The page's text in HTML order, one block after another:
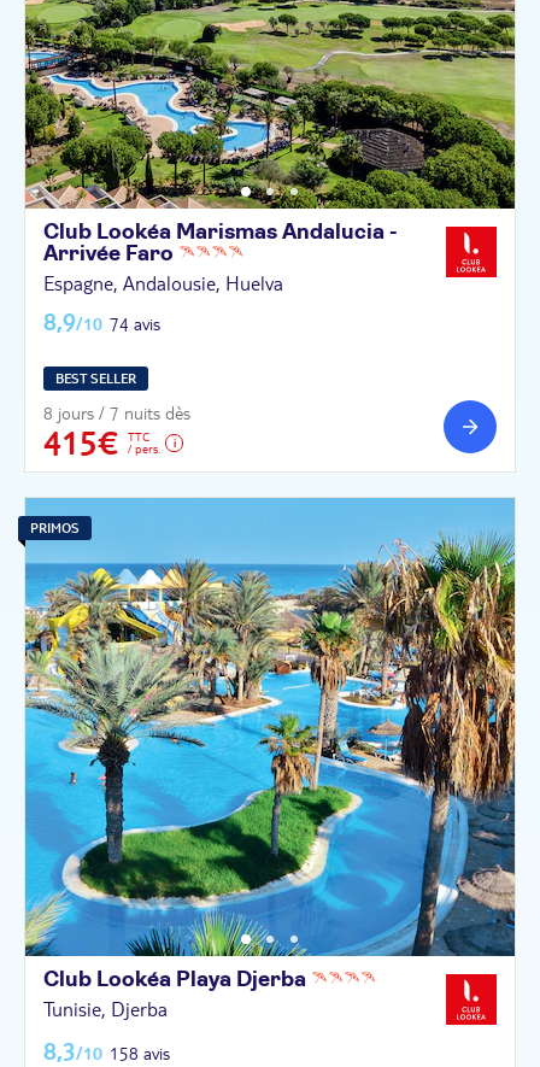
Club Lookéa Marismas Andalucia -
Arrivée Faro
Espagne, Andalousie, Huelva
8,9/10 74 avis
BEST SELLER
8 jours / 7 nuits dès
415€
TTC
/ pers.
PRIMOS
Club Lookéa Playa Djerba
Tunisie, Djerba
8,3/10 158 avis